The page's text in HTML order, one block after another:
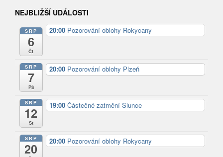
NEJBLIŽŠÍ UDÁLOSTI
SRP
6
Čt
20:00 Pozorování oblohy Rokycany
SRP
7
Pá
20:00 Pozorování oblohy Plzeň
SRP
12
St
19:00 Částečné zatmění Slunce
SRP
20
20:00 Pozorování oblohy Rokycany